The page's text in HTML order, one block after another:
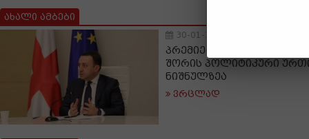
ახალი ამბები
30-01-2023
პრემიერი: ავსტრიასა
შორის პოლიტიკური
ნიშნულზეა
ვრცლად